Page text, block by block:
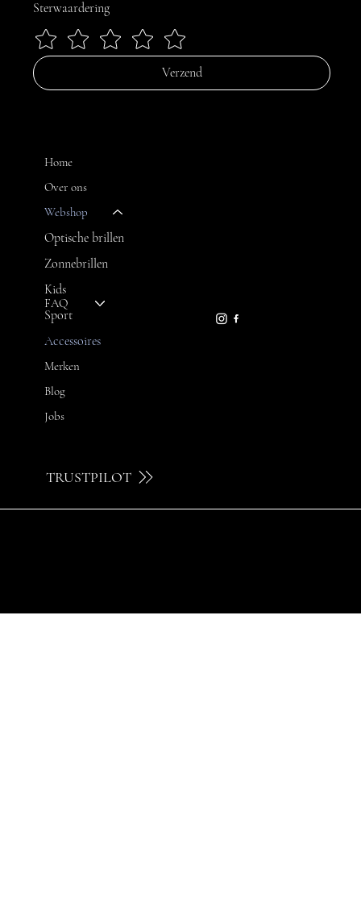
Sterwaardering
Verzend
Home
Over ons
Webshop
Optische brillen
Zonnebrillen
Kids
Sport
Accessoires
Merken
Blog
Jobs
FAQ
TRUSTPILOT